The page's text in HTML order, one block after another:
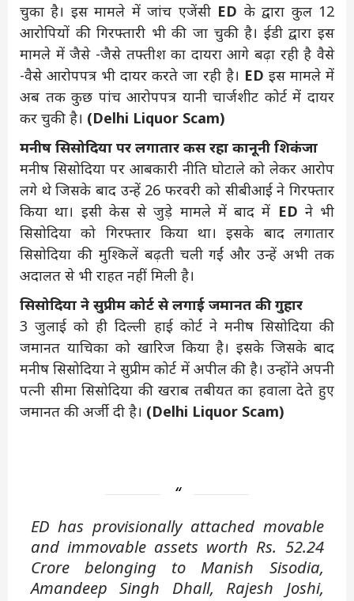
चुका है। इस मामले में जांच एजेंसी ED के द्वारा कुल 12
आरोपियों की गिरफ्तारी भी की जा चुकी है। ईडी द्वारा इस
मामले में जैसे -जैसे तफ्तीश का दायरा आगे बढ़ा रही है वैसे
-वैसे आरोपपत्र भी दायर करते जा रही है। ED इस मामले में
अब तक कुछ पांच आरोपपत्र यानी चार्जशीट कोर्ट में दायर
कर चुकी है। (Delhi Liquor Scam)
मनीष सिसोदिया पर लगातार कस रहा कानूनी शिकंजा
मनीष सिसोदिया पर आबकारी नीति घोटाले को लेकर आरोप
लगे थे जिसके बाद उन्हें 26 फरवरी को सीबीआई ने गिरफ्तार
किया था। इसी केस से जुड़े मामले में बाद में ED ने भी
सिसोदिया को गिरफ्तार किया था। इसके बाद लगातार
सिसोदिया की मुश्किलें बढ़ती चली गईं और उन्हें अभी तक
अदालत से भी राहत नहीं मिली है।
सिसोदिया ने सुप्रीम कोर्ट से लगाई जमानत की गुहार
3 जुलाई को ही दिल्ली हाई कोर्ट ने मनीष सिसोदिया की
जमानत याचिका को खारिज किया है। इसके जिसके बाद
मनीष सिसोदिया ने सुप्रीम कोर्ट में अपील की है। उन्होंने अपनी
पत्नी सीमा सिसोदिया की खराब तबीयत का हवाला देते हुए
जमानत की अर्जी दी है। (Delhi Liquor Scam)
ED has provisionally attached movable
and immovable assets worth Rs. 52.24
Crore belonging to Manish Sisodia,
Amandeep Singh Dhall, Rajesh Joshi,